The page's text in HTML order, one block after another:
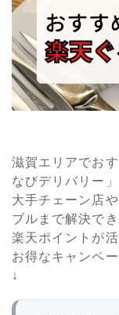
滋賀エリアでお
なびデリバリー」
大手チェーン店
ブルまで解決でき
楽天ポイントが
お得なキャンペ
↓